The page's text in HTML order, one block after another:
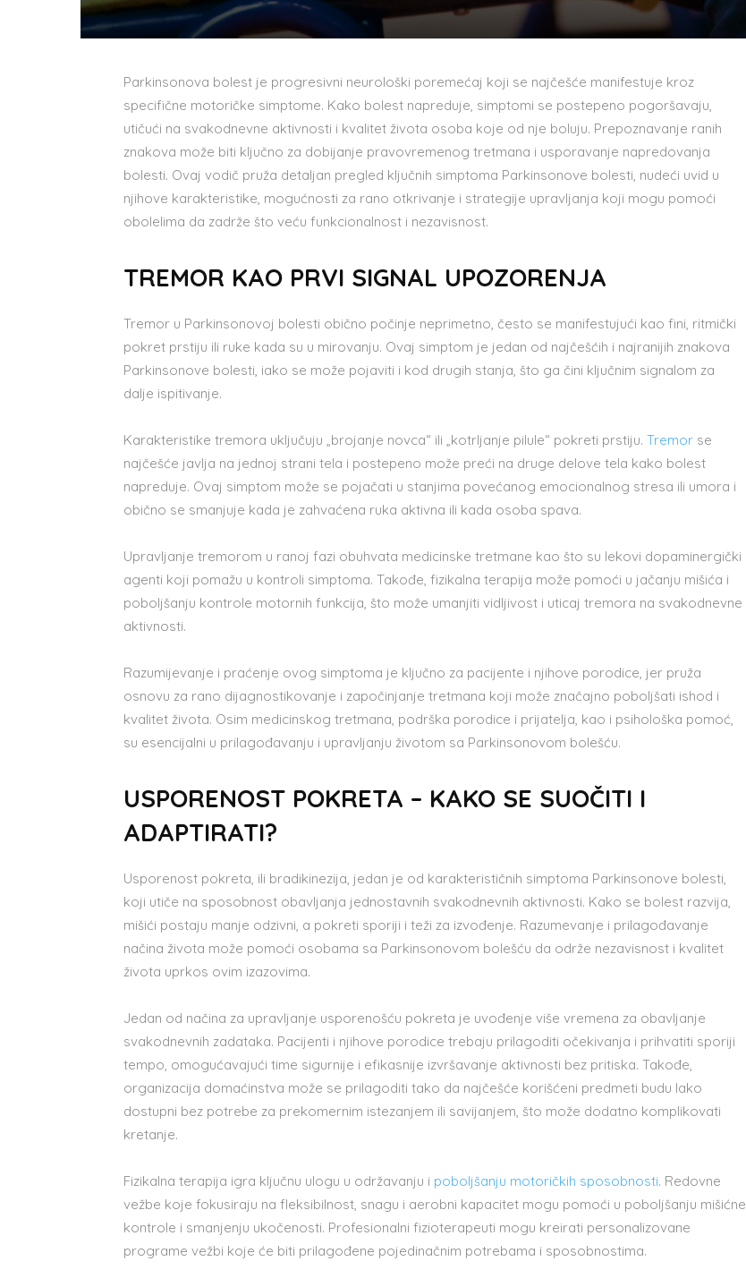
Parkinsonova bolest je progresivni neurološki poremećaj koji se najčešće manifestuje kroz
specifične motoričke simptome. Kako bolest napreduje, simptomi se postepeno pogoršavaju,
utičući na svakodnevne aktivnosti i kvalitet života osoba koje od nje boluju. Prepoznavanje ranih
znakova može biti ključno za dobijanje pravovremenog tretmana i usporavanje napredovanja
bolesti. Ovaj vodič pruža detaljan pregled ključnih simptoma Parkinsonove bolesti, nudeći uvid u
njihove karakteristike, mogućnosti za rano otkrivanje i strategije upravljanja koji mogu pomoći
obolelima da zadrže što veću funkcionalnost i nezavisnost.
TREMOR KAO PRVI SIGNAL UPOZORENJA
Tremor u Parkinsonovoj bolesti obično počinje neprimetno, često se manifestujući kao fini, ritmički
pokret prstiju ili ruke kada su u mirovanju. Ovaj simptom je jedan od najčešćih i najranijih znakova
Parkinsonove bolesti, iako se može pojaviti i kod drugih stanja, što ga čini ključnim signalom za
dalje ispitivanje.
Karakteristike tremora uključuju „brojanje novca“ ili „kotrljanje pilule“ pokreti prstiju. Tremor se
najčešće javlja na jednoj strani tela i postepeno može preći na druge delove tela kako bolest
napreduje. Ovaj simptom može se pojačati u stanjima povećanog emocionalnog stresa ili umora i
obično se smanjuje kada je zahvaćena ruka aktivna ili kada osoba spava.
Upravljanje tremorom u ranoj fazi obuhvata medicinske tretmane kao što su lekovi dopaminergički
agenti koji pomažu u kontroli simptoma. Takođe, fizikalna terapija može pomoći u jačanju mišića i
poboljšanju kontrole motornih funkcija, što može umanjiti vidljivost i uticaj tremora na svakodnevne
aktivnosti.
Razumijevanje i praćenje ovog simptoma je ključno za pacijente i njihove porodice, jer pruža
osnovu za rano dijagnostikovanje i započinjanje tretmana koji može značajno poboljšati ishod i
kvalitet života. Osim medicinskog tretmana, podrška porodice i prijatelja, kao i psihološka pomoć,
su esencijalni u prilagođavanju i upravljanju životom sa Parkinsonovom bolešću.
USPORENOST POKRETA – KAKO SE SUOČITI I
ADAPTIRATI?
Usporenost pokreta, ili bradikinezija, jedan je od karakterističnih simptoma Parkinsonove bolesti,
koji utiče na sposobnost obavljanja jednostavnih svakodnevnih aktivnosti. Kako se bolest razvija,
mišići postaju manje odzivni, a pokreti sporiji i teži za izvođenje. Razumevanje i prilagođavanje
načina života može pomoći osobama sa Parkinsonovom bolešću da održe nezavisnost i kvalitet
života uprkos ovim izazovima.
Jedan od načina za upravljanje usporenošću pokreta je uvođenje više vremena za obavljanje
svakodnevnih zadataka. Pacijenti i njihove porodice trebaju prilagoditi očekivanja i prihvatiti sporiji
tempo, omogućavajući time sigurnije i efikasnije izvršavanje aktivnosti bez pritiska. Takođe,
organizacija domaćinstva može se prilagoditi tako da najčešće korišćeni predmeti budu lako
dostupni bez potrebe za prekomernim istezanjem ili savijanjem, što može dodatno komplikovati
kretanje.
Fizikalna terapija igra ključnu ulogu u održavanju i poboljšanju motoričkih sposobnosti. Redovne
vežbe koje fokusiraju na fleksibilnost, snagu i aerobni kapacitet mogu pomoći u poboljšanju mišićne
kontrole i smanjenju ukočenosti. Profesionalni fizioterapeuti mogu kreirati personalizovane
programe vežbi koje će biti prilagođene pojedinačnim potrebama i sposobnostima.